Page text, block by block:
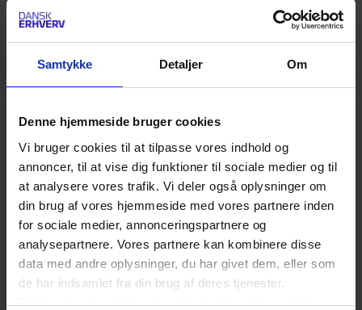
Samtykke Detaljer Om
Denne hjemmeside bruger cookies
Vi bruger cookies til at tilpasse vores indhold og
annoncer, til at vise dig funktioner til sociale medier og til
at analysere vores trafik. Vi deler også oplysninger om
din brug af vores hjemmeside med vores partnere inden
for sociale medier, annonceringspartnere og
analysepartnere. Vores partnere kan kombinere disse
data med andre oplysninger, du har givet dem, eller som
de har indsamlet fra din brug af deres tjenester.
Du kan til enhver tid ændre eller trække dit samtykke
Afskaffelse af kontantpligten
For en række danske virksomheder er det dyrt,
besværligt, usikkert og tidskrævende at håndtere
kontanter. Derfor foreslår Dansk Erhverv at afskaffe
kontantpligten for alle andre butikker end
dagligvarebutikkerne og visse udbydere af
sundhedsydelser, samt for 500- og 1000-
kronesedlen i alle butikker.